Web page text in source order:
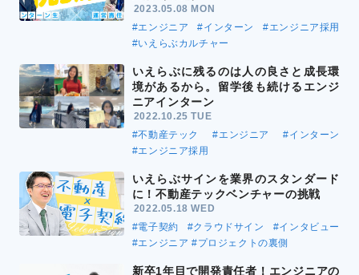
2023.05.08 MON
#エンジニア
#インターン
#エンジニア採用
#いえらぶカルチャー
いえらぶに残るのは人の良さと成長環
境があるから。留学後も続けるエンジ
ニアインターン
2022.10.25 TUE
#不動産テック
#エンジニア
#インターン
#エンジニア採用
いえらぶサインを業界のスタンダード
に！不動産テックベンチャーの挑戦
2022.05.18 WED
#電子契約
#クラウドサイン
#インタビュー
#エンジニア #プロジェクトの裏側
新卒1年目で開発責任者！エンジニアの